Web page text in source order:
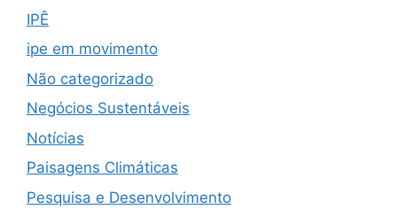
IPÊ
ipe em movimento
Não categorizado
Negócios Sustentáveis
Notícias
Paisagens Climáticas
Pesquisa e Desenvolvimento